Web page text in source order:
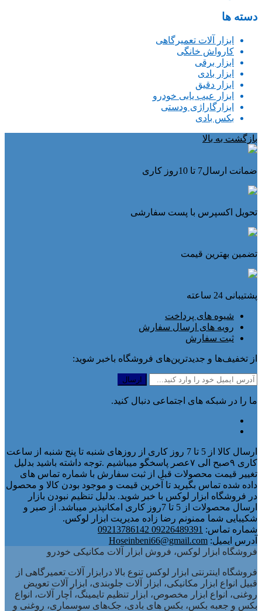
دسته ها
ابزار آلات تعمیرگاهی
کارواش خانگی
ابزار برقی
ابزار بادی
ابزار دقیق
ابزار عیب یابی خودرو
ابزارگاراژی ودستی
بکس بادی
بازگشت به بالا
ضمانت ارسال7 تا 10روز کاری
تحویل اکسپرس با پست سفارشی
تضمین بهترین قیمت
پشتیبانی 24 ساعته
شیوه های پرداخت
رویه های ارسال سفارش
ثبت سفارش
از تخفیف‌ها و جدیدترین‌های فروشگاه باخبر شوید:
ما را در شبکه های اجتماعی دنبال کنید.
ارسال کالا از 5 تا 7 روز کاری از روزهای شنبه تا پنج شنبه از ساعت
کاری ۹صبح الی ۷عصر پاسخگو میباشیم .توجه داشته باشید بدلیل
تغییر قیمت محصولات قبل از ثبت سفارش با شماره تماس های
داده شده تماس بگیرید تا آخرین قیمت و موجود بودن کالا و محصول
در فروشگاه ابزار لوکس با خبر شوید. بدلیل تنظیم نبودن بازار
ارسال محصولات از 5 تا 7روز کاری امکانپذیر میباشد. از صبر و
شکیبایی شما ممنونم رضا زاده مدیریت ابزار لوکس.
شماره تماس: 09226489391 09213786142
آدرس ایمیل: Hoseinbeni66@gmail.com
فروشگاه ابزار لوکس، فروش ابزار آلات مکانیکی خودرو
فروشگاه اینترنتی ابزار لوکس تنوع بالا درابزار آلات تعمیرگاهی از
قبیل انواع ابزار مکانیکی، ابزار آلات جلوبندی، ابزار آلات تعویض
روغنی، انواع ابزار مخصوص، ابزار تنظیم تایمینگ، آچار آلات، انواع
بکس و جعبه بکس، بکس های بادی، جک‌های سوسماری، روغنی و